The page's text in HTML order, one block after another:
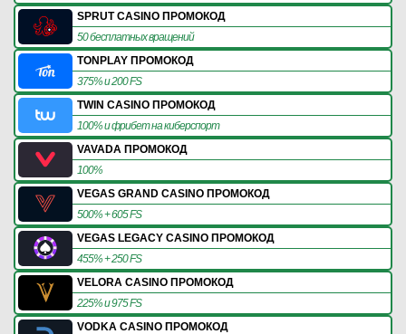
SPRUT CASINO ПРОМОКОД
50 бесплатных вращений
TONPLAY ПРОМОКОД
375% и 200 FS
TWIN CASINO ПРОМОКОД
100% и фрибет на киберспорт
VAVADA ПРОМОКОД
100%
VEGAS GRAND CASINO ПРОМОКОД
500% + 605 FS
VEGAS LEGACY CASINO ПРОМОКОД
455% + 250 FS
VELORA CASINO ПРОМОКОД
225% и 975 FS
VODKA CASINO ПРОМОКОД